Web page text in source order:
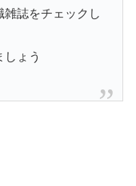
雑誌をチェックし
しょう